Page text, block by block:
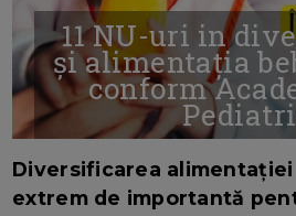
11 NU-uri in
și alimentația
conform
Diversificarea
extrem de importantă